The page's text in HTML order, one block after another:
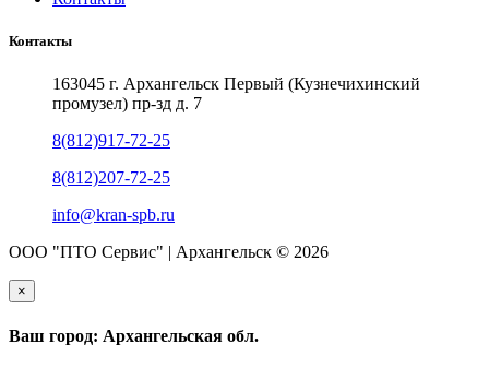
Контакты
163045 г. Архангельск Первый (Кузнечихинский
промузел) пр-зд д. 7
8(812)917-72-25
8(812)207-72-25
info@kran-spb.ru
ООО "ПТО Сервис" | Архангельск © 2026
×
Ваш город: Архангельская обл.